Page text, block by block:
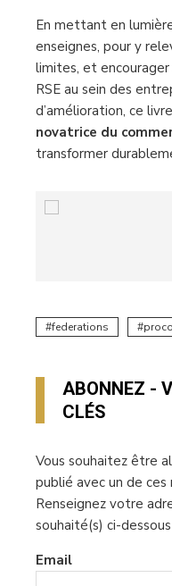
En mettant en
enseignes, pour y
limites, et
RSE au sein des
d’amélioration, ce
novatrice du
transformer
federations
ABONNEZ -
CLÉS
Vous souhaitez être
publié avec un de ces
Renseignez votre
souhaité(s) ci-dessous
Email